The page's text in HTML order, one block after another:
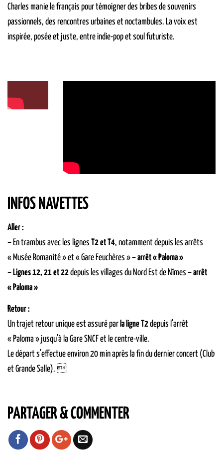
Charles manie le français pour témoigner des bribes de souvenirs
passionnels, des rencontres urbaines et noctambules. La voix est
inspirée, posée et juste, entre indie-pop et soul futuriste.
INFOS NAVETTES
Aller :
– En trambus avec les lignes T2 et T4, notamment depuis les arrêts
« Musée Romanité » et « Gare Feuchères » –arrêt « Paloma »
– Lignes 12, 21 et 22depuis les villages du Nord Est de Nîmes –arrêt
« Paloma »
Retour :
Un trajet retour unique est assuré par la ligne T2depuis l’arrêt
« Paloma » jusqu’à la Gare SNCF et le centre-ville.
Le départ s’effectue environ 20 min après la fin du dernier concert (Club
et Grande Salle). 
PARTAGER & COMMENTER